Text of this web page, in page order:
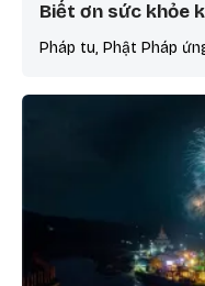
Biết ơn sức khỏe
Pháp tu, Phật Pháp